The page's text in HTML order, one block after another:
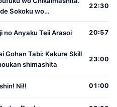
Sokoku wo
22:30
no Anyaku Teii Arasoi 20:57
Gohan Tabi: Kakure Skill
shimashita
23:00
Ni!! 01:00